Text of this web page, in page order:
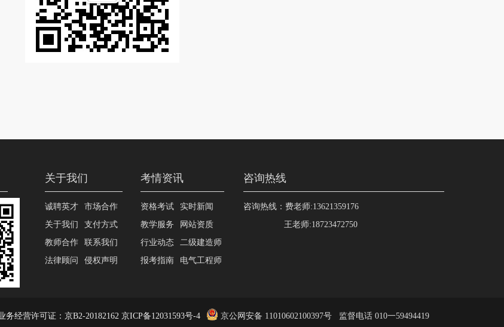
关于我们
诚聘英才
关于我们
教师合作
法律顾问
市场合作
支付方式
联系我们
侵权声明
考情资讯
资格考试
教学服务
行业动态
报考指南
实时新闻
网站资质
二级建造师
电气工程师
咨询热线
咨询热线：费老师:13621359176
王老师:18723472750
经营许可证：京B2-20182162 京ICP备12031593号-4 京公网安备 11010602100397号 监督电话 010一59494419